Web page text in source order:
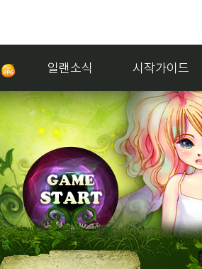
일랜소식 시작가이드